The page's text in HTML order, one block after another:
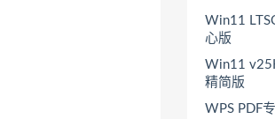
Win11
心版
Win11
精简版
WPS PDF